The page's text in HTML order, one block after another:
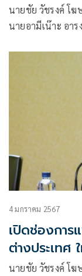
นายชัย วัชรงค์ โฆ
นายอามีเน๊าะ อา
4 มกราคม 2567
เปิดช่องการ
ต่างประเทศ
นายชัย วัชรงค์ โฆ